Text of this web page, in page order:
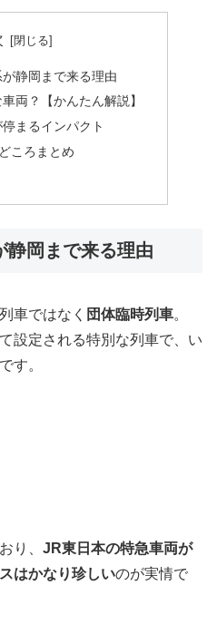
静岡まで来る理由
両？【かんたん解説】
まるインパクト
ころまとめ
静岡まで来る理由
車ではなく 団体臨時列車。
設定される特別な列車で、い
す。
り、 JR東日本の特急車両が
はかなり珍しいのが実情で